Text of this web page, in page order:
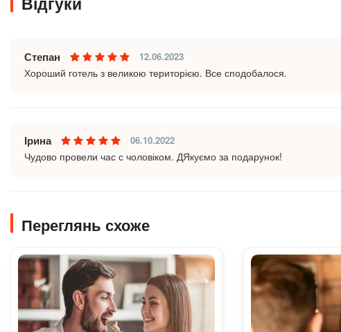
Степан 12.06.2023
Хороший готель з великою територією. Все сподобалося.
Ірина 06.10.2022
Чудово провели час с чоловіком. ДЯкуємо за подарунок!
Переглянь схоже